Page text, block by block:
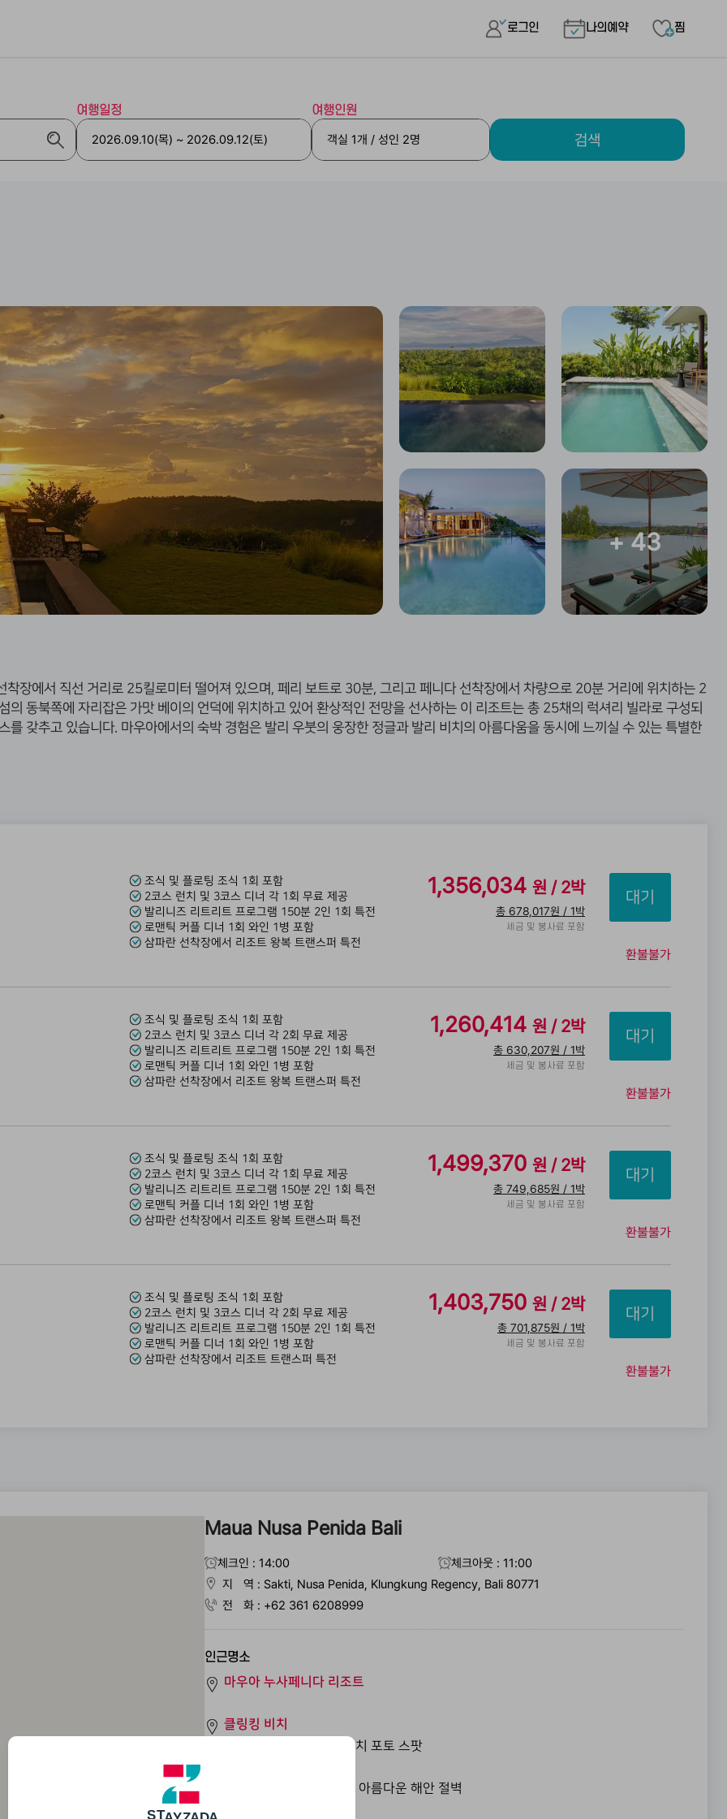
로그인 나의예약 찜
A DA
여행일정 여행인원
검색
+ 43
착장에서 직선 거리로 25킬로미터 떨어져 있으며, 페리 보트로 30분, 그리고 페니다 선착장에서 차량으로 20분 거리에 위치하는 2
동북쪽에 자리잡은 가맛 베이의 언덕에 위치하고 있어 환상적인 전망을 선사하는 이 리조트는 총 25채의 럭셔리 빌라로 구성되
를 갖추고 있습니다. 마우아에서의 숙박 경험은 발리 우붓의 웅장한 정글과 발리 비치의 아름다움을 동시에 느끼실 수 있는 특별한
조식 및 플로팅 조식 1회 포함
2코스 런치 및 3코스 디너 각 1회 무료 제공
발리니즈 리트리트 프로그램 150분 2인 1회 특전
로맨틱 커플 디너 1회 와인 1병 포함
삼파란 선착장에서 리조트 왕복 트랜스퍼 특전
1,356,034 원 / 2박
총 678,017원 / 1박
세금 및 봉사료 포함
환불불가
조식 및 플로팅 조식 1회 포함
2코스 런치 및 3코스 디너 각 2회 무료 제공
발리니즈 리트리트 프로그램 150분 2인 1회 특전
로맨틱 커플 디너 1회 와인 1병 포함
삼파란 선착장에서 리조트 왕복 트랜스퍼 특전
1,260,414 원 / 2박
총 630,207원 / 1박
세금 및 봉사료 포함
환불불가
조식 및 플로팅 조식 1회 포함
2코스 런치 및 3코스 디너 각 1회 무료 제공
발리니즈 리트리트 프로그램 150분 2인 1회 특전
로맨틱 커플 디너 1회 와인 1병 포함
삼파란 선착장에서 리조트 왕복 트랜스퍼 특전
1,499,370 원 / 2박
총 749,685원 / 1박
세금 및 봉사료 포함
환불불가
조식 및 플로팅 조식 1회 포함
2코스 런치 및 3코스 디너 각 2회 무료 제공
발리니즈 리트리트 프로그램 150분 2인 1회 특전
로맨틱 커플 디너 1회 와인 1병 포함
삼파란 선착장에서 리조트 트랜스퍼 특전
1,403,750 원 / 2박
총 701,875원 / 1박
세금 및 봉사료 포함
환불불가
Maua Nusa Penida Bali
체크인 : 14:00
체크아웃 : 11:00
지 역 : Sakti, Nusa Penida, Klungkung Regency, Bali 80771
전 화 : +62 361 6208999
인근명소
마우아 누사페니다 리조트
클링킹 비치
공룡 형상의 아름다운 비치 포토 스팟
엔젤 빌라봉과 붙어 있는 아름다운 해안 절벽